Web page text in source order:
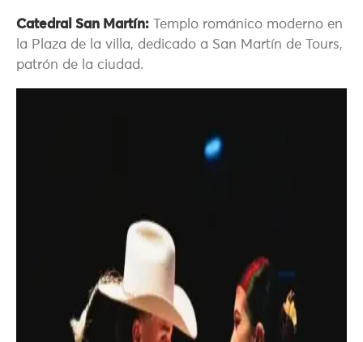
Catedral San Martín: Templo románico moderno en
la Plaza de la villa, dedicado a San Martín de Tours,
patrón de la ciudad.